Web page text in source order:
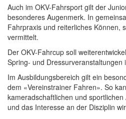
Auch im OKV-Fahrsport gilt der
besonderes Augenmerk. In
Fahrpraxis und reiterliches Können,
vermittelt.
Der OKV-Fahrcup soll
Spring- und Dressurveranstaltungen
Im Ausbildungsbereich gilt ein
dem «Vereinstrainer Fahren». So
kameradschaftlichen und
und das Interesse an der Disziplin